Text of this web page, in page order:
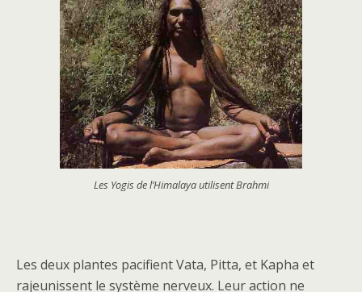
Les Yogis de l’Himalaya utilisent Brahmi
Les deux plantes pacifient Vata, Pitta, et Kapha et
rajeunissent le système nerveux. Leur action ne